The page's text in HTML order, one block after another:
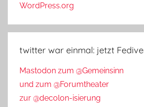
WordPress.org
twitter war einmal: jetzt
Mastodon zum @Gemeinsinn
und zum @Forumtheater
zur @decolon-isierung